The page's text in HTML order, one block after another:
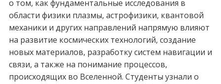
о том, как фундаментальные исследования в
области физики плазмы, астрофизики, квантовой
механики и других направлений напрямую влияют
на развитие космических технологий, создание
новых материалов, разработку систем навигации и
связи, а также на понимание процессов,
происходящих во Вселенной. Студенты узнали о